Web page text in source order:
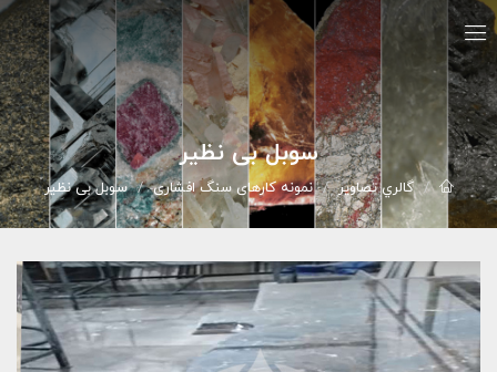
سوبل بی نظیر
گالري تصاوير نمونه کارهای سنگ افشاری سوبل بی نظیر